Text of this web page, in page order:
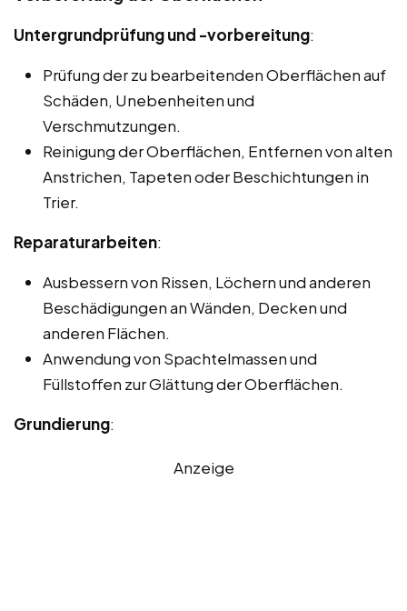
Untergrundprüfung und -vorbereitung:
Prüfung der zu bearbeitenden Oberflächen auf
Schäden, Unebenheiten und
Verschmutzungen.
Reinigung der Oberflächen, Entfernen von alten
Anstrichen, Tapeten oder Beschichtungen in
Trier.
Reparaturarbeiten:
Ausbessern von Rissen, Löchern und anderen
Beschädigungen an Wänden, Decken und
anderen Flächen.
Anwendung von Spachtelmassen und
Füllstoffen zur Glättung der Oberflächen.
Grundierung:
Anzeige